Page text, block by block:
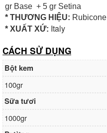
gr Base + 5 gr Setina
* THƯƠNG HIỆU: Rubicone
* XUẤT XỨ: Italy
CÁCH SỬ DỤNG
Bột kem
100gr
Sữa tươi
1000gr